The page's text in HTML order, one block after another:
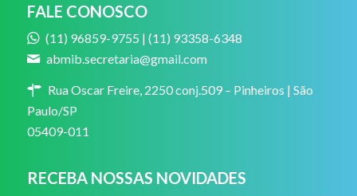
FALE CONOSCO
(11) 96859-9755 | (11) 93358-6348
abmib.secretaria@gmail.com
Rua Oscar Freire, 2250 conj.509 – Pinheiros | São
Paulo/SP
05409-011
RECEBA NOSSAS NOVIDADES